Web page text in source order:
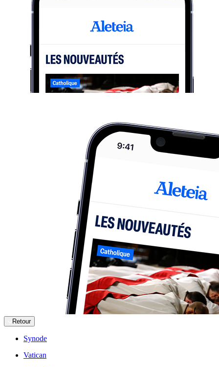
Retour
Synode
Vatican